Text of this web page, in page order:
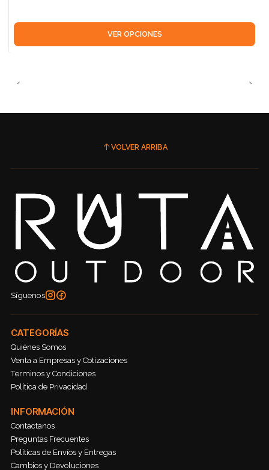
VER OPCIONES
VOLVER ARRIBA
Síguenos
CATEGORÍAS
Quiénes Somos
Venta a Empresas y Cotizaciones
Terminos y Condiciones
Política de Privacidad
INFORMACIÓN
Contactanos
Preguntas Frecuentes
Políticas de Envíos y Entregas
Cambios y Devoluciones